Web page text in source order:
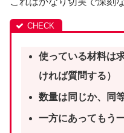
使っている材料は
ければ質問する）
数量は同じか、同
一方にあってもう